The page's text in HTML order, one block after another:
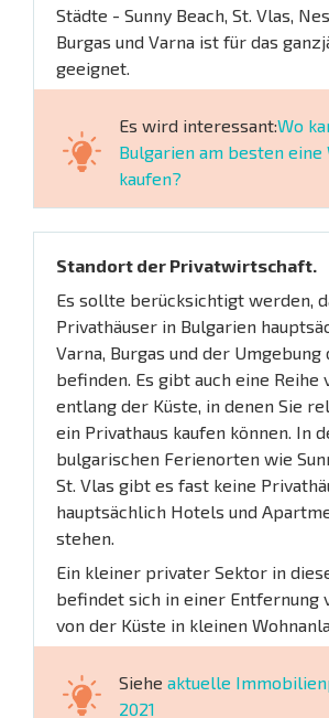
Städte - Sunny Beach, St. Vlas,
Burgas und Varna ist für das
geeignet.
Es wird interessant:Wo
Bulgarien am besten eine
kaufen?
Standort der Privatwirtschaft.
Es sollte berücksichtigt werden,
Privathäuser in Bulgarien
Varna, Burgas und der Umgebung
befinden. Es gibt auch eine Reihe
entlang der Küste, in denen Sie
ein Privathaus kaufen können. In
bulgarischen Ferienorten wie
St. Vlas gibt es fast keine
hauptsächlich Hotels und
stehen.
Ein kleiner privater Sektor in
befindet sich in einer Entfernung
von der Küste in kleinen
Siehe aktuelle
2021